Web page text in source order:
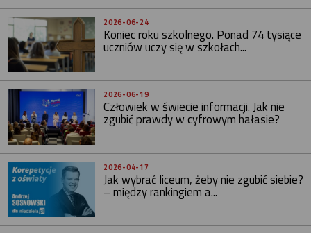
2026-06-24
Koniec roku szkolnego. Ponad 74 tysiące
uczniów uczy się w szkołach...
2026-06-19
Człowiek w świecie informacji. Jak nie
zgubić prawdy w cyfrowym hałasie?
2026-04-17
Jak wybrać liceum, żeby nie zgubić siebie?
– między rankingiem a...